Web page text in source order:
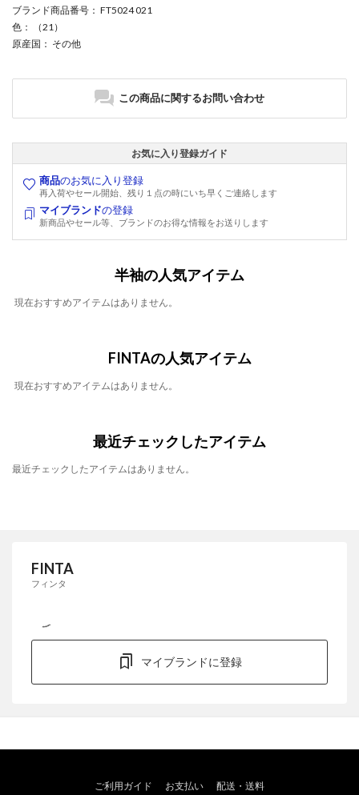
ブランド商品番号 ： FT5024 021
色 ： （21）
原産国 ： その他
この商品に関するお問い合わせ
お気に入り登録ガイド
商品のお気に入り登録
再入荷やセール開始、残り１点の時にいち早くご連絡します
マイブランドの登録
新商品やセール等、ブランドのお得な情報をお送りします
半袖の人気アイテム
現在おすすめアイテムはありません。
FINTAの人気アイテム
現在おすすめアイテムはありません。
最近チェックしたアイテム
最近チェックしたアイテムはありません。
FINTA
フィンタ
マイブランドに登録
ご利用ガイド お支払い 配送・送料